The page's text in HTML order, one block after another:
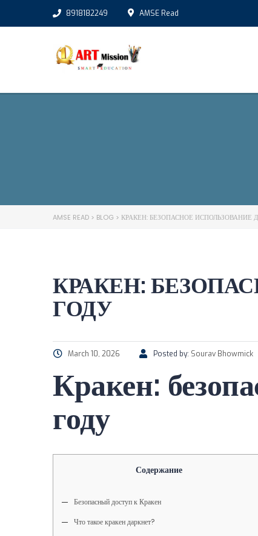
AMSE Read
8918182249
AMSE READ > BLOG > КРАКЕН: БЕЗОПАСНОЕ ИСПОЛЬЗОВАНИЕ
КРАКЕН:
ГОДУ
March 10, 2026 Posted by: Sourav Bhowmick
Кракен:
году
Содержание
Безопасный доступ к Кракен
Что такое кракен даркнет?